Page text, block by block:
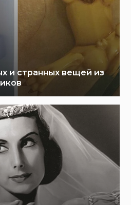
и странных вещей из